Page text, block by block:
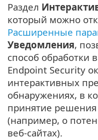
Раздел
который можно
Расширенные
Уведомления,
способ обработки
Endpoint Security
интерактивных
обнаружениях, в
принятие
(например, о
веб-сайтах).